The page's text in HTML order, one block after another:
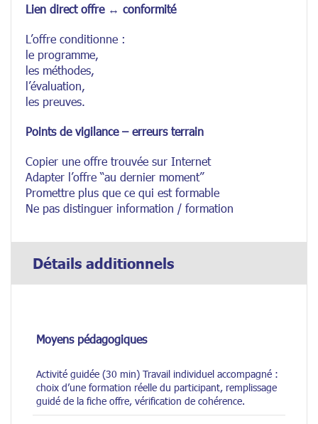
Lien direct offre ↔ conformité
L’offre conditionne :
le programme,
les méthodes,
l’évaluation,
les preuves.
Points de vigilance – erreurs terrain
Copier une offre trouvée sur Internet
Adapter l’offre “au dernier moment”
Promettre plus que ce qui est formable
Ne pas distinguer information / formation
Détails additionnels
Moyens pédagogiques
Activité guidée (30 min) Travail individuel accompagné :
choix d’une formation réelle du participant, remplissage
guidé de la fiche offre, vérification de cohérence.